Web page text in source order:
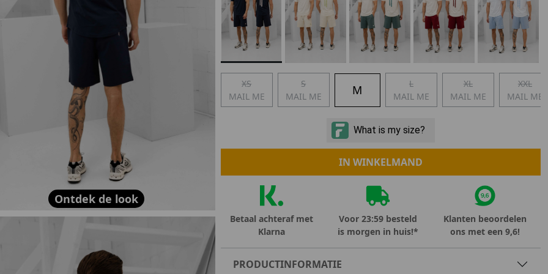
Marokko
Nigeria
Portugal
MID SEASON-SALE DAMES MID SEASON-SALE KIDS
Ontdek de look
XS
MAIL ME
S
MAIL ME
M
L
MAIL ME
XL
MAIL ME
XXL
MAIL ME
IN WINKELMAND
Betaal achteraf met
Klarna
Voor 23:59 besteld
is morgen in huis!*
Klanten beoordelen
ons met een 9,6!
PRODUCTINFORMATIE